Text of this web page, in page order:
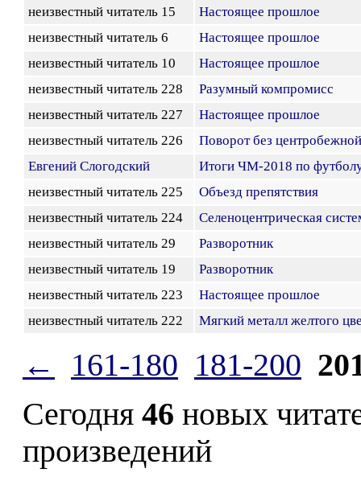
неизвестный читатель 15
Настоящее прошлое
неизвестный читатель 6
Настоящее прошлое
неизвестный читатель 10
Настоящее прошлое
неизвестный читатель 228
Разумный компромисс
неизвестный читатель 227
Настоящее прошлое
неизвестный читатель 226
Поворот без
Евгений Слогодский
Итоги ЧМ-2018 по
неизвестный читатель 225
Объезд препятствия
неизвестный читатель 224
Селеноцентрическая
неизвестный читатель 29
Разворотник
неизвестный читатель 19
Разворотник
неизвестный читатель 223
Настоящее прошлое
неизвестный читатель 222
Мягкий металл желтого
← 161-180 181-200
Сегодня 46 новых
произведений